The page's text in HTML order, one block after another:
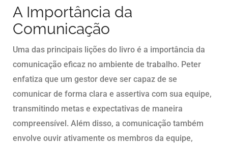
A Importância da
Comunicação
Uma das principais lições do livro é a importância da
comunicação eficaz no ambiente de trabalho. Peter
enfatiza que um gestor deve ser capaz de se
comunicar de forma clara e assertiva com sua equipe,
transmitindo metas e expectativas de maneira
compreensível. Além disso, a comunicação também
envolve ouvir ativamente os membros da equipe,